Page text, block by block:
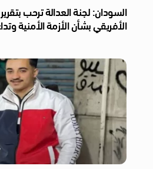
السودان: لجنة العدالة ترحب
الأفريقي بشأن الأزمة الأمنية